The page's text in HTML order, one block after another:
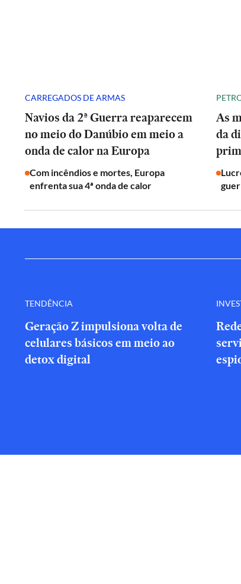
CARREGADOS DE ARMAS
Navios da 2ª Guerra reaparecem
no meio do Danúbio em meio a
onda de calor na Europa
Com incêndios e mortes, Europa
enfrenta sua 4ª onda de calor
As
da
TENDÊNCIA
Geração Z impulsiona volta de
celulares básicos em meio ao
detox digital